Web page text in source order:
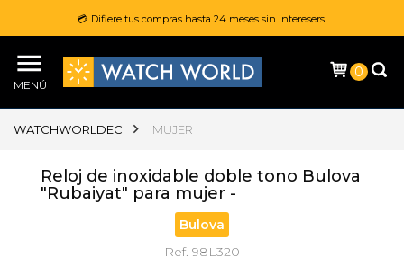
💳 Difiere tus compras hasta 24 meses sin interesers.
MENÚ
0
WATCHWORLDEC MUJER
Reloj de inoxidable doble tono Bulova
"Rubaiyat" para mujer -
Bulova
Ref. 98L320